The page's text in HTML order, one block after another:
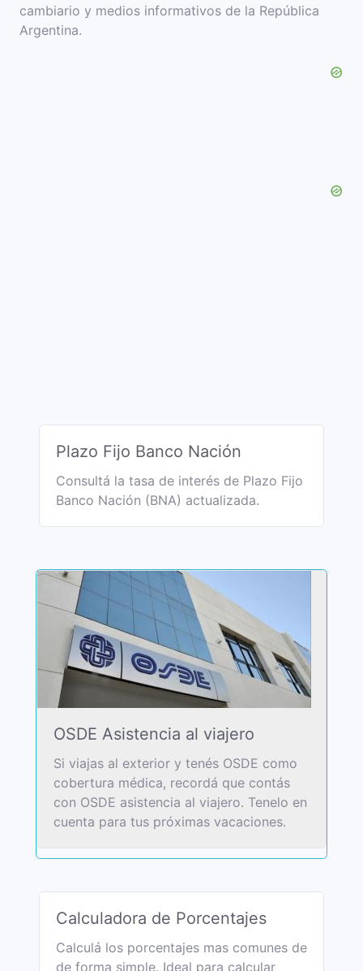
cambiario y medios informativos de la República
Argentina.
Plazo Fijo Banco Nación
Consultá la tasa de interés de Plazo Fijo
Banco Nación (BNA) actualizada.
OSDE Asistencia al viajero
Si viajas al exterior y tenés OSDE como
cobertura médica, recordá que contás
con OSDE asistencia al viajero. Tenelo en
cuenta para tus próximas vacaciones.
Calculadora de Porcentajes
Calculá los porcentajes mas comunes de
de forma simple. Ideal para calcular